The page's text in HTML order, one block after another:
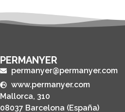
PERMANYER
permanyer@permanyer.com
www.permanyer.com
Mallorca, 310
08037 Barcelona (España)